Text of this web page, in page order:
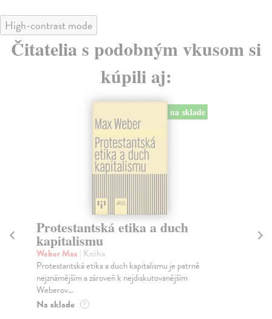
High-contrast mode
Čitatelia s podobným vkusom si
kúpili aj:
na sklade
Protestantská etika a duch
kapitalismu
Weber Max | Kniha
Protestantská etika a duch kapitalismu je patrně
nejznámějším a zároveň k nejdiskutovanějším
Weberov...
Na sklade ?